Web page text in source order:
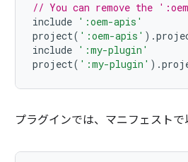
// You can remove the
include ':oem-apis'
project( ':oem-apis' ).
include ':my-plugin'
project( ':my-plugin' ).
プラグインでは、マニフェスト